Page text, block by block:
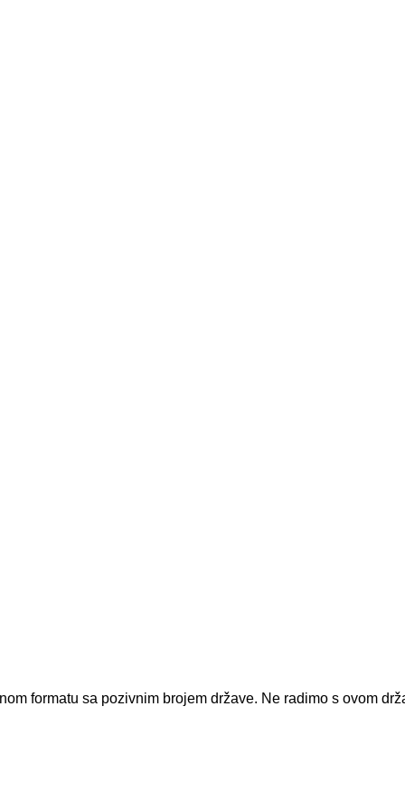
formatu sa pozivnim brojem države. Ne radimo s ovom